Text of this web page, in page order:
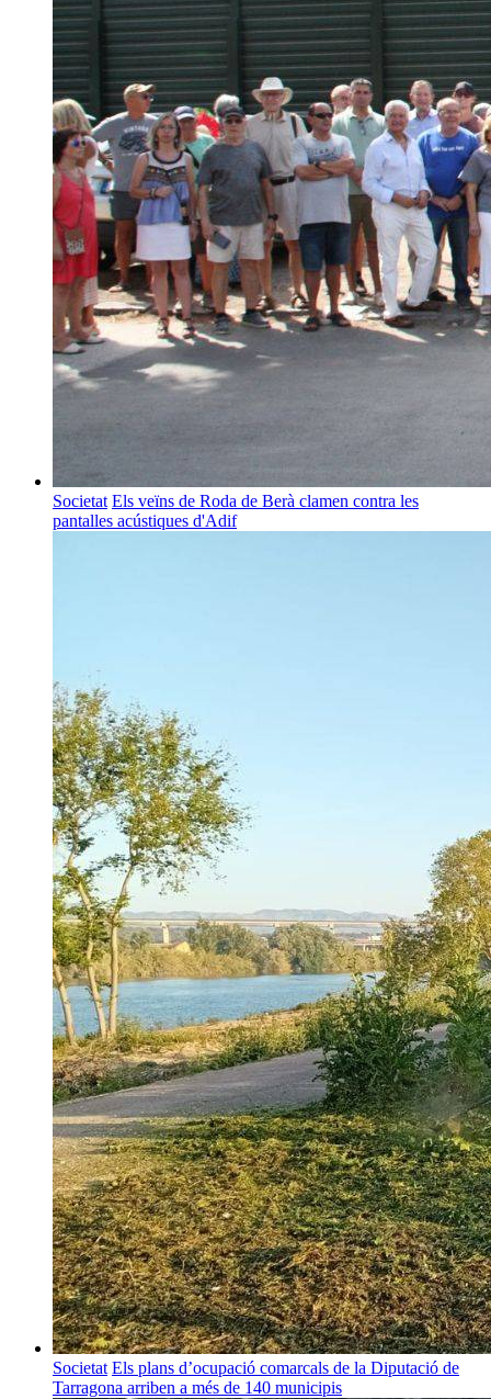
Societat Els veïns de Roda de Berà clamen contra les
pantalles acústiques d'Adif
Societat Els plans d’ocupació comarcals de la Diputació de
Tarragona arriben a més de 140 municipis